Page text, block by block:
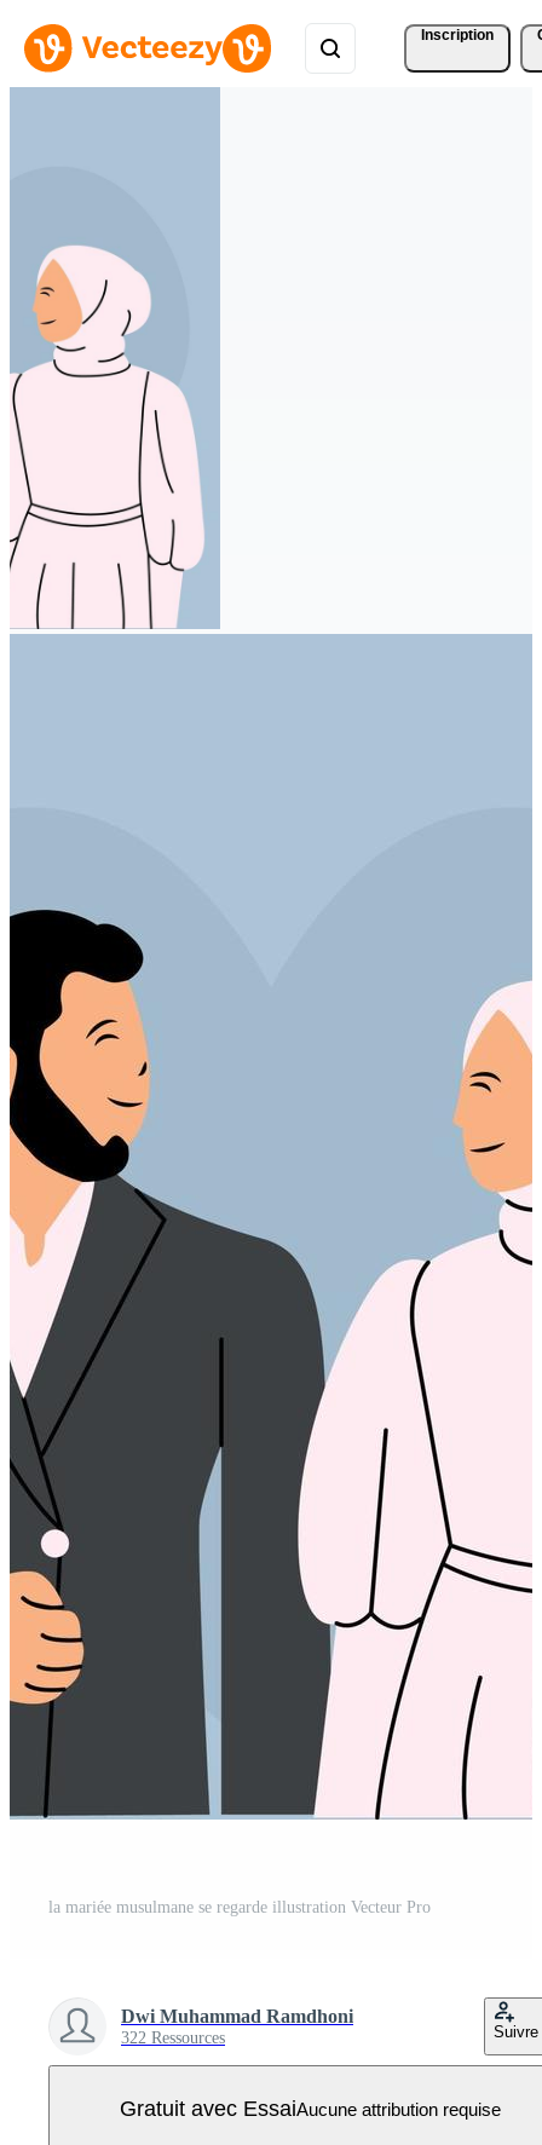
Inscription
la mariée musulmane se regarde illustration Vecteur Pro
Dwi Muhammad Ramdhoni
322 Ressources Suivre
Gratuit avec EssaiAucune attribution requise